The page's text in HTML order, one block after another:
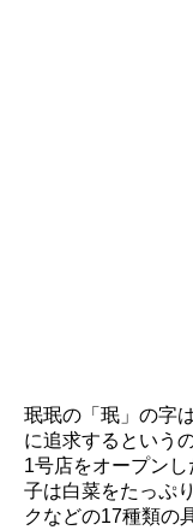
珉珉の「珉」の字
に追求するという
1号店をオープン
子は白菜をたっぷ
クなどの17種類の